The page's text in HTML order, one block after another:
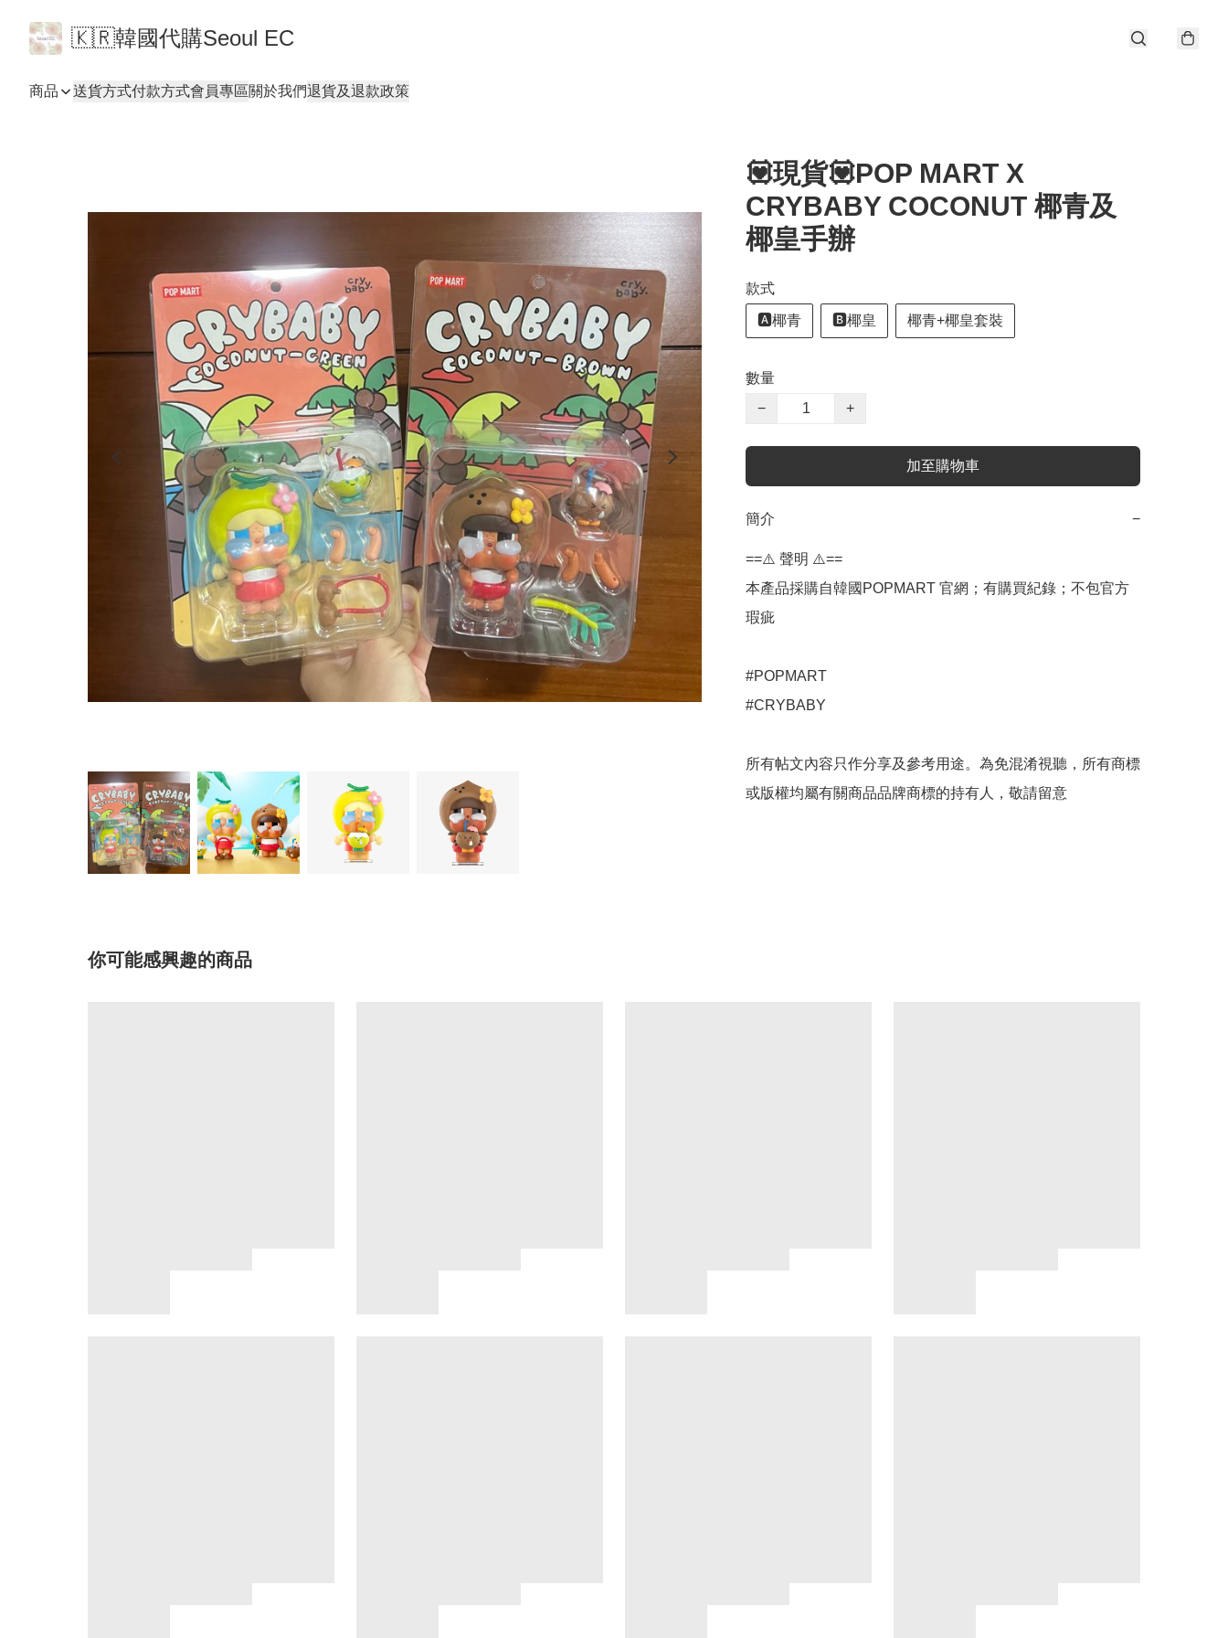
🇰🇷韓國代購Seoul EC
商品 送貨方式付款方式會員專區關於我們退貨及退款政策
💟現貨💟POP MART X
CRYBABY COCONUT 椰青及
椰皇手辦
款式
🅰️椰青 🅱️椰皇 椰青+椰皇套裝
數量
−
+
加至購物車
簡介 −
==⚠️ 聲明 ⚠️==
本產品採購自韓國POPMART 官網；有購買紀錄；不包官方
瑕疵
#POPMART
#CRYBABY
所有帖文內容只作分享及參考用途。為免混淆視聽，所有商標
或版權均屬有關商品品牌商標的持有人，敬請留意
你可能感興趣的商品